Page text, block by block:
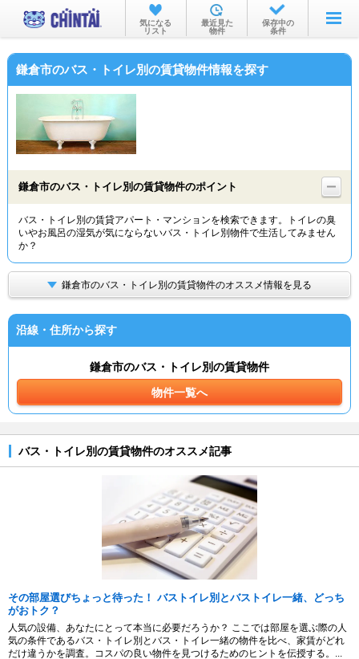
お部屋を探す
沿線・駅から
物件特集から
TOP
気になる
リスト
最近見た
物件
保存中の
条件
鎌倉市のバス・トイレ別の賃貸物件情報を探す
鎌倉市のバス・トイレ別の賃貸物件のポイント
バス・トイレ別の賃貸アパート・マンションを検索できます。トイレの臭
いやお風呂の湿気が気にならないバス・トイレ別物件で生活してみません
か？
鎌倉市のバス・トイレ別の賃貸物件のオススメ情報を見る
沿線・住所から探す
鎌倉市のバス・トイレ別の賃貸物件
物件一覧へ
バス・トイレ別の賃貸物件のオススメ記事
その部屋選びちょっと待った！ バストイレ別とバストイレ一緒、どっち
がおトク？
人気の設備、あなたにとって本当に必要だろうか？ ここでは部屋を選ぶ際の人
気の条件であるバス・トイレ別とバス・トイレ一緒の物件を比べ、家賃がどれ
だけ違うかを調査。コスパの良い物件を見つけるためのヒントを伝授する。...